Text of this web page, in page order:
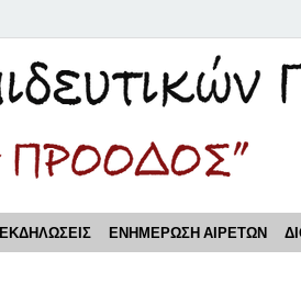
Πειραιά "Η
ΕΚΔΗΛΩΣΕΙΣ ΕΝΗΜΕΡΩΣΗ ΑΙΡΕΤΩΝ